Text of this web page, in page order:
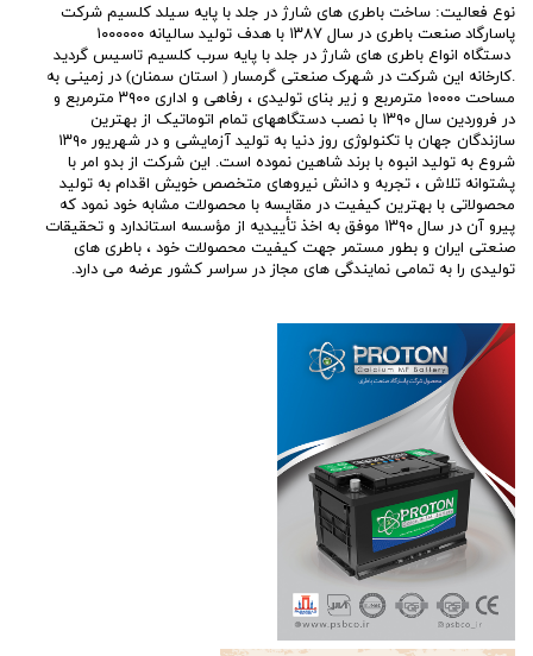
نوع فعالیت: ساخت باطری های شارژ در جلد با پایه سیلد کلسیم شرکت
پاسارگاد صنعت باطری در سال ۱۳۸۷ با هدف تولید سالیانه ۱۰۰۰۰۰۰
دستگاه انواع باطری های شارژ در جلد با پایه سرب کلسیم تاسیس گردید
.کارخانه این شرکت در شهرک صنعتی گرمسار ( استان سمنان) در زمینی به
مساحت ۱۰۰۰۰ مترمربع و زیر بنای تولیدی ، رفاهی و اداری ۳۹۰۰ مترمربع و
در فروردین سال ۱۳۹۰ با نصب دستگاههای تمام اتوماتیک از بهترین
سازندگان جهان با تکنولوژی روز دنیا به تولید آزمایشی و در شهریور ۱۳۹۰
شروع به تولید انبوه با برند شاهین نموده است. این شرکت از بدو امر با
پشتوانه تلاش ، تجربه و دانش نیروهای متخصص خویش اقدام به تولید
محصولاتی با بهترین کیفیت در مقایسه با محصولات مشابه خود نمود که
پیرو آن در سال ۱۳۹۰ موفق به اخذ تأییدیه از مؤسسه استاندارد و تحقیقات
صنعتی ایران و بطور مستمر جهت کیفیت محصولات خود ، باطری های
تولیدی را به تمامی نمایندگی های مجاز در سراسر کشور عرضه می دارد.